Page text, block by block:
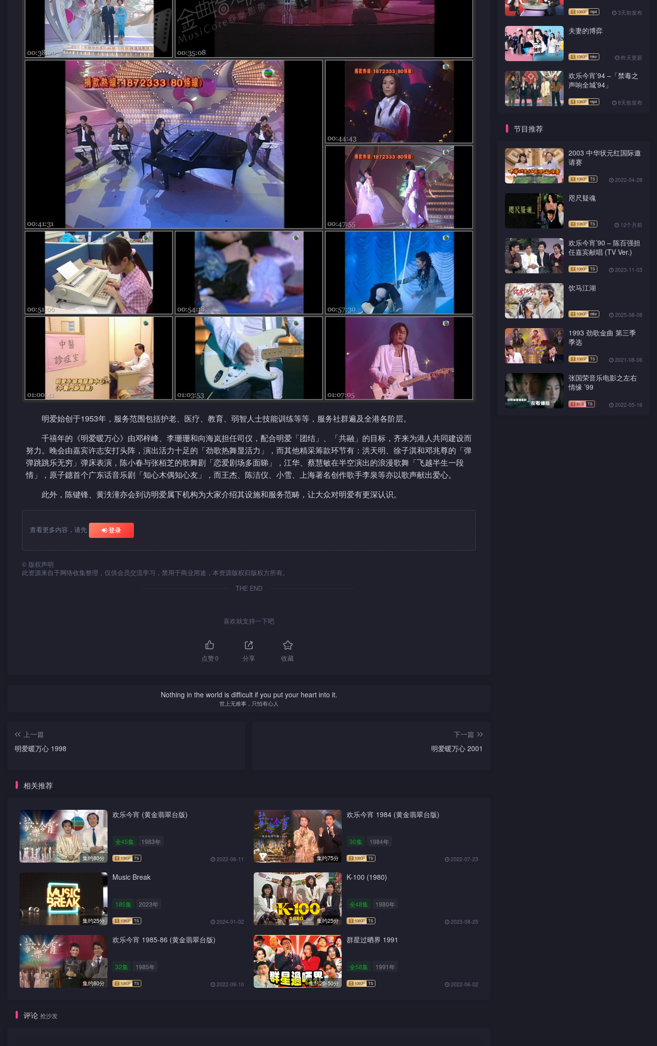
明爱始创于1953年，服务范围包括护老、医疗、教育、弱智人士技能训练等等，服务社群遍及全港各阶层。
千禧年的《明爱暖万心》由邓梓峰、李珊珊和向海岚担任司仪，配合明爱「团结」、「共融」的目标，齐来为港人共同建设而
努力。晚会由嘉宾许志安打头阵，演出活力十足的「劲歌热舞显活力」，而其他精采筹款环节有：洪天明、徐子淇和邓兆尊的「弹
弹跳跳乐无穷」弹床表演，陈小春与张栢芝的歌舞剧「恋爱剧场多面睇」，江华、蔡慧敏在半空演出的浪漫歌舞「飞越半生一段
情」，原子鏸首个广东话音乐剧「知心木偶知心友」，而王杰、陈洁仪、小雪、上海著名创作歌手李泉等亦以歌声献出爱心。
此外，陈键锋、黄泆潼亦会到访明爱属下机构为大家介绍其设施和服务范畴，让大众对明爱有更深认识。
查看更多内容，请先 登录
© 版权声明
此资源来自于网络收集整理，仅供会员交流学习，禁用于商业用途，本资源版权归版权方所有。
THE END
喜欢就支持一下吧
点赞0 分享 收藏
Nothing in the world is difficult if you put your heart into it.
世上无难事，只怕有心人
上一篇
明爱暖万心 1998
下一篇
明爱暖万心 2001
相关推荐
集约80分
欢乐今宵 (黄金翡翠台版)
全45集 1983年
2022-06-11 集约75分
欢乐今宵 1984 (黄金翡翠台版)
30集 1984年
2022-07-23
集约25分
Music Break
185集 2023年
2024-01-02 集约25分
K-100 (1980)
全48集 1980年
2023-08-25
集约80分
欢乐今宵 1985-86 (黄金翡翠台版)
32集 1985年
2022-09-10 集约20-50分
群星过晒界 1991
全58集 1991年
2022-06-02
评论 抢沙发
3天前发布
夫妻的博弈
昨天更新
欢乐今宵’94 –「禁毒之
声响全城’94」
8天前发布
节目推荐
2003 中华状元红国际邀
请赛
2022-04-28
咫尺疑魂
12个月前
欢乐今宵’90 – 陈百强担
任嘉宾献唱 (TV Ver.)
2023-11-03
饮马江湖
2025-08-08
1993 劲歌金曲 第三季
季选
2021-08-06
张国荣音乐电影之左右
情缘 ’99
2022-05-16